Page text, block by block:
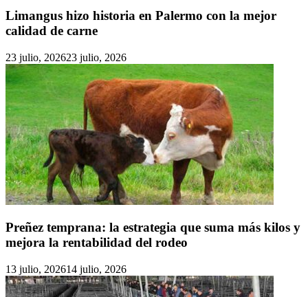
Limangus hizo historia en Palermo con la mejor
calidad de carne
23 julio, 202623 julio, 2026
Preñez temprana: la estrategia que suma más kilos y
mejora la rentabilidad del rodeo
13 julio, 202614 julio, 2026